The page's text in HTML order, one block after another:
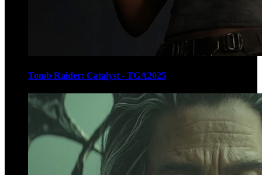
Tomb Raider: Catalyst - TGA2025